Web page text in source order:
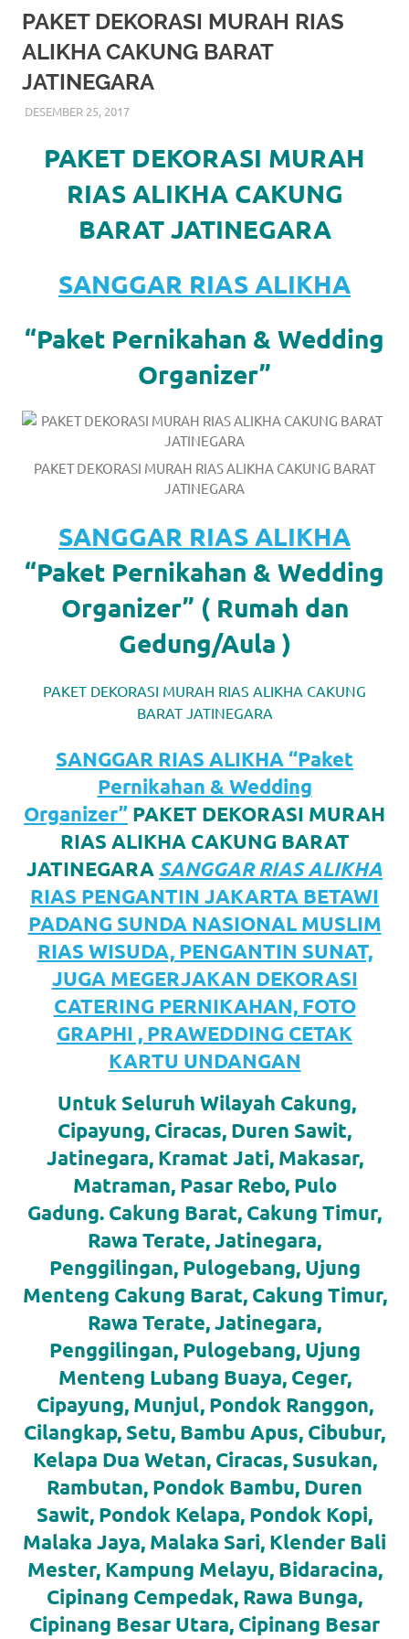
More
hints
rolex
replica.
website
https://www.watchesf.com.
learn
more
https://www.watchesb.com.
guys
https://
replica
watches.
favorite
replica
watches.
Hours
Online
replica
rolex.
Discover
More
loanswatches.com .
Wiht
80%
Discount
replica
watches.
click
fake
watches.
Get
facts
PAKET DEKORASI MURAH RIAS
ALIKHA CAKUNG BARAT
JATINEGARA
DESEMBER 25, 2017RIASALIKHA
BEKASI
PAKET DEKORASI MURAH
RIAS ALIKHA CAKUNG
BARAT JATINEGARA
SANGGAR RIAS ALIKHA
“Paket Pernikahan & Wedding
Organizer”
PAKET DEKORASI MURAH RIAS ALIKHA CAKUNG BARAT
JATINEGARA
SANGGAR RIAS ALIKHA
“Paket Pernikahan & Wedding
Organizer” ( Rumah dan
Gedung/Aula )
PAKET DEKORASI MURAH RIAS ALIKHA CAKUNG
BARAT JATINEGARA
SANGGAR RIAS ALIKHA “Paket
Pernikahan & Wedding
Organizer” PAKET DEKORASI MURAH
RIAS ALIKHA CAKUNG BARAT
JATINEGARA SANGGAR RIAS ALIKHA
RIAS PENGANTIN JAKARTA BETAWI
PADANG SUNDA NASIONAL MUSLIM
RIAS WISUDA, PENGANTIN SUNAT,
JUGA MEGERJAKAN DEKORASI
CATERING PERNIKAHAN, FOTO
GRAPHI , PRAWEDDING CETAK
KARTU UNDANGAN
Untuk Seluruh Wilayah Cakung,
Cipayung, Ciracas, Duren Sawit,
Jatinegara, Kramat Jati, Makasar,
Matraman, Pasar Rebo, Pulo
Gadung. Cakung Barat, Cakung Timur,
Rawa Terate, Jatinegara,
Penggilingan, Pulogebang, Ujung
Menteng Cakung Barat, Cakung Timur,
Rawa Terate, Jatinegara,
Penggilingan, Pulogebang, Ujung
Menteng Lubang Buaya, Ceger,
Cipayung, Munjul, Pondok Ranggon,
Cilangkap, Setu, Bambu Apus, Cibubur,
Kelapa Dua Wetan, Ciracas, Susukan,
Rambutan, Pondok Bambu, Duren
Sawit, Pondok Kelapa, Pondok Kopi,
Malaka Jaya, Malaka Sari, Klender Bali
Mester, Kampung Melayu, Bidaracina,
Cipinang Cempedak, Rawa Bunga,
Cipinang Besar Utara, Cipinang Besar